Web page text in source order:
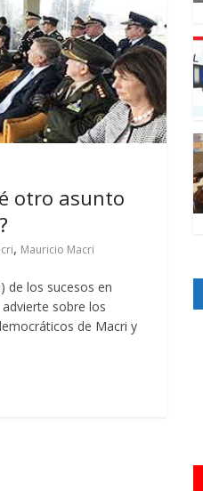
otro asunto
, Mauricio Macri
de los sucesos en
sobre los
de Macri y